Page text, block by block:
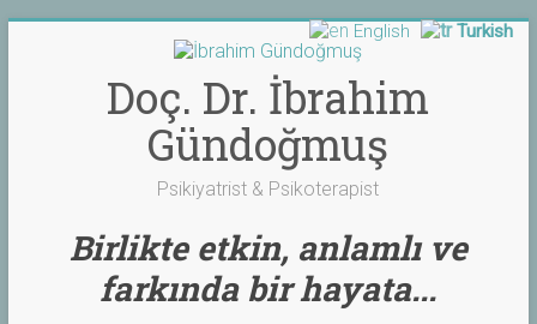
Doç. Dr. İbrahim
Gündoğmuş
Psikiyatrist & Psikoterapist
Birlikte etkin, anlamlı ve
farkında bir hayata...
English Turkish